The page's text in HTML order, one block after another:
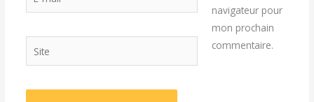
mail*
navigateur pour
mon prochain
commentaire.